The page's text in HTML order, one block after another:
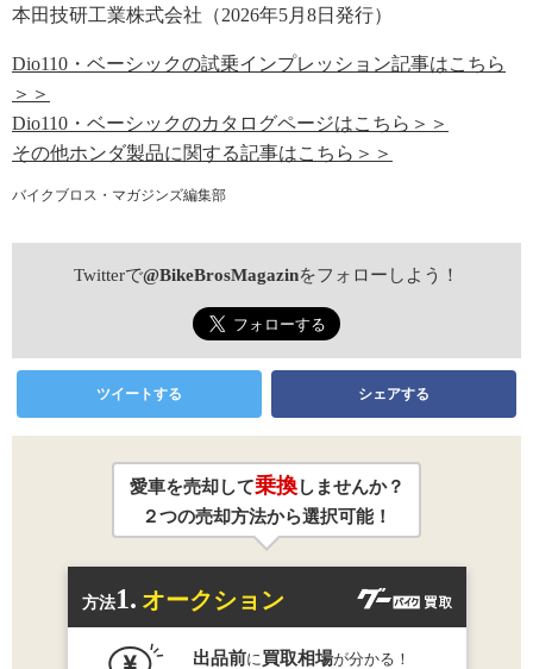
本田技研工業株式会社（2026年5月8日発行）
Dio110・ベーシックの試乗インプレッション記事はこちら
＞＞
Dio110・ベーシックのカタログページはこちら＞＞
その他ホンダ製品に関する記事はこちら＞＞
バイクブロス・マガジンズ編集部
Twitterで@BikeBrosMagazinをフォローしよう！
ツイートする シェアする
愛車を売却して乗換しませんか？
２つの売却方法から選択可能！
方法1. オークション
出品前に 買取相場が分かる！